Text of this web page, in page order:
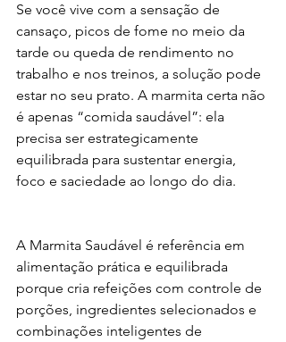
Se você vive com a sensação de
cansaço, picos de fome no meio da
tarde ou queda de rendimento no
trabalho e nos treinos, a solução pode
estar no seu prato. A marmita certa não
é apenas “comida saudável”: ela
precisa ser estrategicamente
equilibrada para sustentar energia,
foco e saciedade ao longo do dia.
A Marmita Saudável é referência em
alimentação prática e equilibrada
porque cria refeições com controle de
porções, ingredientes selecionados e
combinações inteligentes de